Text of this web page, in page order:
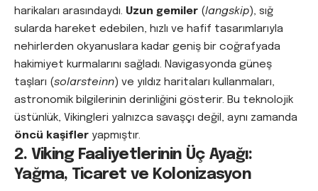
harikaları arasındaydı. Uzun gemiler (langskip), sığ
sularda hareket edebilen, hızlı ve hafif tasarımlarıyla
nehirlerden okyanuslara kadar geniş bir coğrafyada
hakimiyet kurmalarını sağladı. Navigasyonda güneş
taşları (solarsteinn) ve yıldız haritaları kullanmaları,
astronomik bilgilerinin derinliğini gösterir. Bu teknolojik
üstünlük, Vikingleri yalnızca savaşçı değil, aynı zamanda
öncü kaşifler yapmıştır.
2. Viking Faaliyetlerinin Üç Ayağı:
Yağma, Ticaret ve Kolonizasyon